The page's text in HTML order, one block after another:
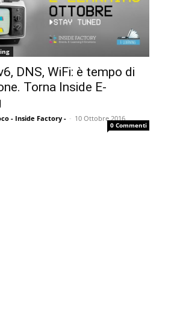
DNS, WiFi: è tempo di
Torna Inside E-
- Inside Factory - - 10 Ottobre 2016
0 Commenti